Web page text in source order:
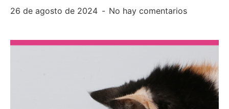
26 de agosto de 2024 No hay comentarios